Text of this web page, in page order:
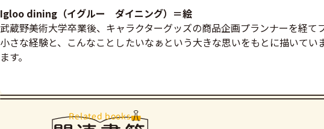
Igloo dining（イグルー ダイニング）＝絵
武蔵野美術大学卒業後、キャラクターグッズの商品企画プランナーを経
小さな経験と、こんなことしたいなぁという大きな思いをもとに描いて
ます。
Related books